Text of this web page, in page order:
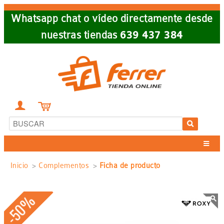
Skip
Whatsapp chat o vídeo directamente desde
nuestras tiendas 639 437 384
 
Sobrescribir
de
Inicio Complementos Ficha de producto
-50%